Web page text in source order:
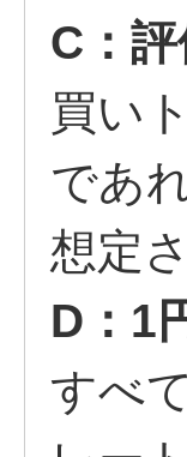
C：
買い
であ
想定
D：1
すべ